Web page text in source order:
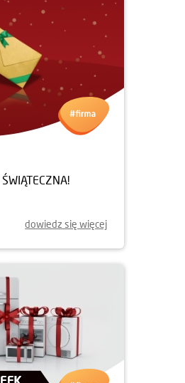
ŚWIĄTECZNA!
dowiedz się więcej